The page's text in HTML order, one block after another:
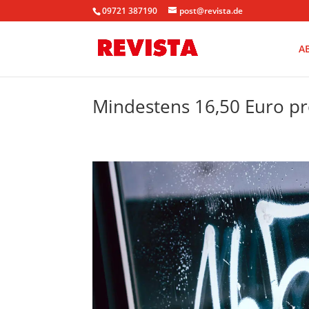
09721 387190 post@revista.de
Mindestens 16,50 Euro